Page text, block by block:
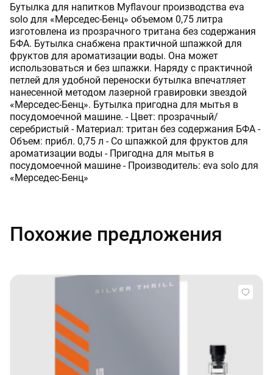
Бутылка для напитков Myflavour производства eva
solo для «Мерседес-Бенц» объемом 0,75 литра
изготовлена из прозрачного тритана без содержания
БФА. Бутылка снабжена практичной шпажкой для
фруктов для ароматизации воды. Она может
использоваться и без шпажки. Наряду с практичной
петлей для удобной переноски бутылка впечатляет
нанесенной методом лазерной гравировки звездой
«Мерседес-Бенц». Бутылка пригодна для мытья в
посудомоечной машине. - Цвет: прозрачный/
серебристый - Материал: тритан без содержания БФА -
Объем: прибл. 0,75 л - Со шпажкой для фруктов для
ароматизации воды - Пригодна для мытья в
посудомоечной машине - Производитель: eva solo для
«Мерседес-Бенц»
Похожие предложения